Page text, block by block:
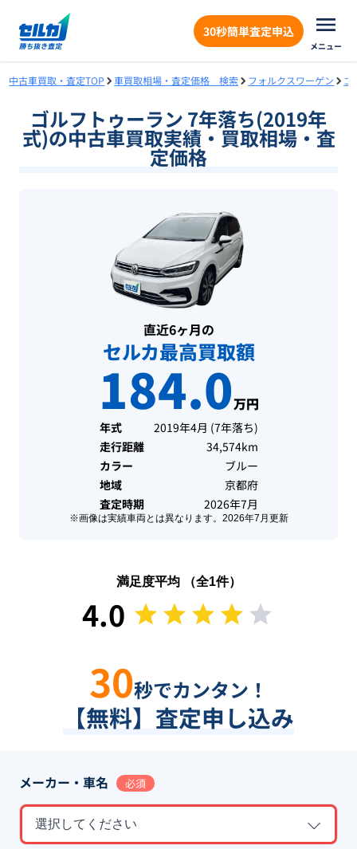
30秒簡単査定申込
メニュー
中古車買取・査定TOP 車買取相場・査定価格 検索 フォルクスワーゲン ゴ
ゴルフトゥーラン 7年落ち(2019年
式)の中古車買取実績・買取相場・査
定価格
直近6ヶ月の
セルカ最高買取額
184.0万円
年式 2019年4月 (7年落ち)
走行距離
34,574km
カラー
ブルー
地域
京都府
査定時期
2026年7月
※画像は実績車両とは異なります。 2026年7月 更新
満足度平均 （全1件）
4.0
30秒でカンタン！
【無料】査定申し込み
メーカー・車名 必須
選択してください